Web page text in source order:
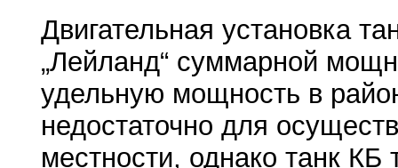
Двигательная установка
„Лейланд“ суммарной
удельную мощность в
недостаточно для
местности, однако танк